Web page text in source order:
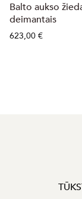
Balto aukso
deimantais
623,00 €